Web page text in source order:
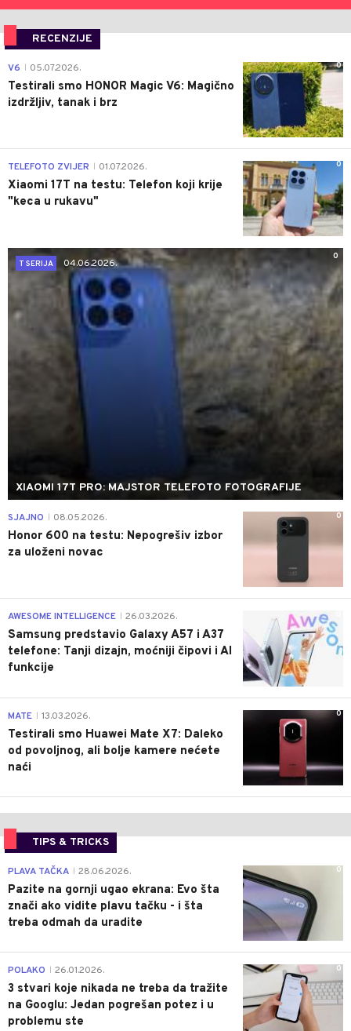
RECENZIJE
0
V6 05.07.2026.
Testirali smo HONOR Magic V6: Magično
izdržljiv, tanak i brz
0
TELEFOTO ZVIJER 01.07.2026.
Xiaomi 17T na testu: Telefon koji krije
"keca u rukavu"
0
T SERIJA
04.06.2026.
XIAOMI 17T PRO: MAJSTOR TELEFOTO FOTOGRAFIJE
0
SJAJNO 08.05.2026.
Honor 600 na testu: Nepogrešiv izbor
za uloženi novac
AWESOME INTELLIGENCE 26.03.2026.
Samsung predstavio Galaxy A57 i A37
telefone: Tanji dizajn, moćniji čipovi i AI
funkcije
0
MATE 13.03.2026.
Testirali smo Huawei Mate X7: Daleko
od povoljnog, ali bolje kamere nećete
naći
TIPS & TRICKS
0
PLAVA TAČKA 28.06.2026.
Pazite na gornji ugao ekrana: Evo šta
znači ako vidite plavu tačku - i šta
treba odmah da uradite
0
POLAKO 26.01.2026.
3 stvari koje nikada ne treba da tražite
na Googlu: Jedan pogrešan potez i u
problemu ste